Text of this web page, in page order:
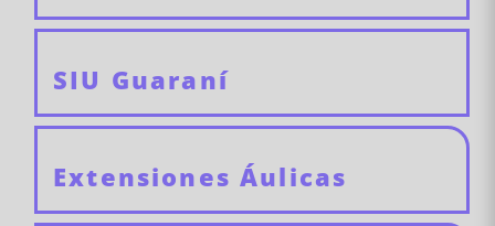
SIU Guaraní
Extensiones Áulicas